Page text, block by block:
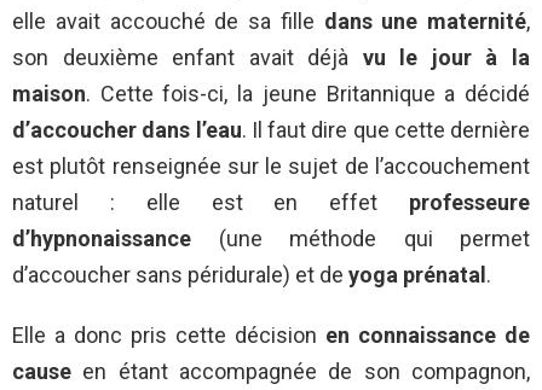
elle avait accouché de sa fille dans une maternité,
son deuxième enfant avait déjà vu le jour à la
maison. Cette fois-ci, la jeune Britannique a décidé
d’accoucher dans l’eau. Il faut dire que cette dernière
est plutôt renseignée sur le sujet de l’accouchement
naturel : elle est en effet professeure
d’hypnonaissance (une méthode qui permet
d’accoucher sans péridurale) et de yoga prénatal .
Elle a donc pris cette décision en connaissance de
cause en étant accompagnée de son compagnon,